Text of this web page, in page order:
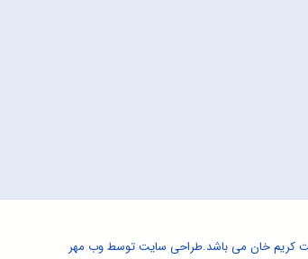
طراحی سایتتوسط وب مهر